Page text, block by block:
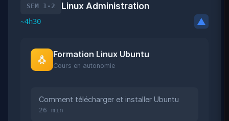
SEM 1-2 Linux Administration
~4h30 ▼
🐧 Formation Linux Ubuntu
Cours en autonomie
Comment télécharger et installer Ubuntu
26 min